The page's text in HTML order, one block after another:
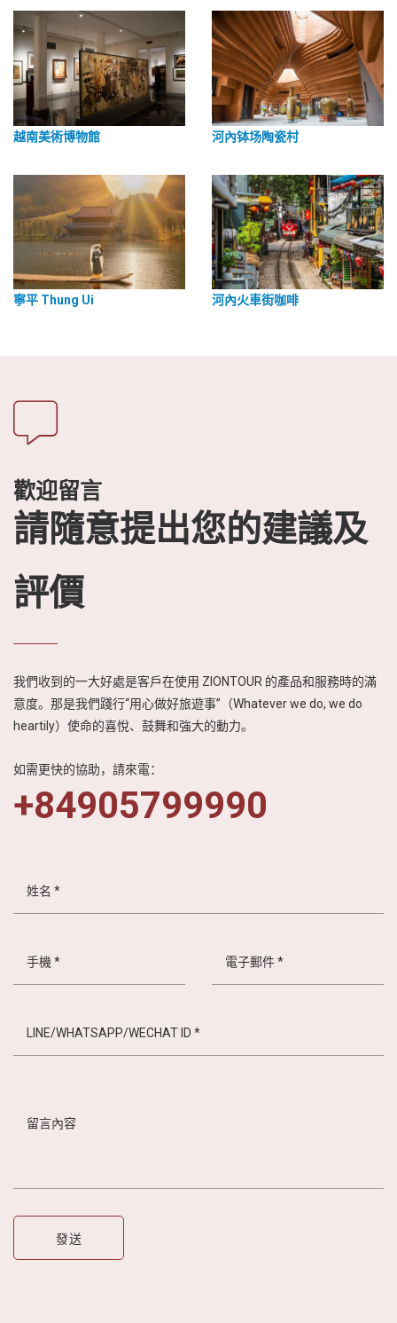
越南美術博物館 河內钵场陶瓷村
寧平 Thung Ui 河內火車街咖啡
歡迎留言
請隨意提出您的建議及
評價
我們收到的一大好處是客戶在使用 ZIONTOUR 的產品和服務時的滿
意度。那是我們踐行“用心做好旅遊事”（Whatever we do, we do
heartily）使命的喜悅、鼓舞和強大的動力。
如需更快的協助，請來電：
+84905799990